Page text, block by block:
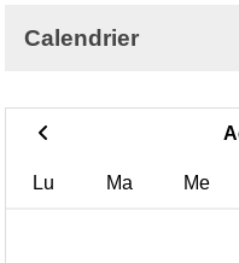
Calendrier
Lu Ma Me